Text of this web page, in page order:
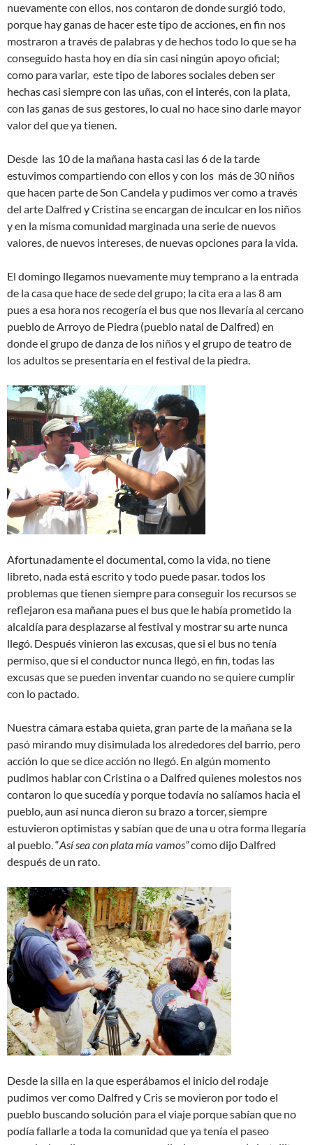
nuevamente con ellos, nos contaron de donde surgió todo,
porque hay ganas de hacer este tipo de acciones, en fin nos
mostraron a través de palabras y de hechos todo lo que se ha
conseguido hasta hoy en día sin casi ningún apoyo oficial;
como para variar, este tipo de labores sociales deben ser
hechas casi siempre con las uñas, con el interés, con la plata,
con las ganas de sus gestores, lo cual no hace sino darle mayor
valor del que ya tienen.
Desde las 10 de la mañana hasta casi las 6 de la tarde
estuvimos compartiendo con ellos y con los más de 30 niños
que hacen parte de Son Candela y pudimos ver como a través
del arte Dalfred y Cristina se encargan de inculcar en los niños
y en la misma comunidad marginada una serie de nuevos
valores, de nuevos intereses, de nuevas opciones para la vida.
El domingo llegamos nuevamente muy temprano a la entrada
de la casa que hace de sede del grupo; la cita era a las 8 am
pues a esa hora nos recogería el bus que nos llevaría al cercano
pueblo de Arroyo de Piedra (pueblo natal de Dalfred) en
donde el grupo de danza de los niños y el grupo de teatro de
los adultos se presentaría en el festival de la piedra.
Afortunadamente el documental, como la vida, no tiene
libreto, nada está escrito y todo puede pasar. todos los
problemas que tienen siempre para conseguir los recursos se
reflejaron esa mañana pues el bus que le había prometido la
alcaldía para desplazarse al festival y mostrar su arte nunca
llegó. Después vinieron las excusas, que si el bus no tenía
permiso, que si el conductor nunca llegó, en fin, todas las
excusas que se pueden inventar cuando no se quiere cumplir
con lo pactado.
Nuestra cámara estaba quieta, gran parte de la mañana se la
pasó mirando muy disimulada los alrededores del barrio, pero
acción lo que se dice acción no llegó. En algún momento
pudimos hablar con Cristina o a Dalfred quienes molestos nos
contaron lo que sucedía y porque todavía no salíamos hacia el
pueblo, aun así nunca dieron su brazo a torcer, siempre
estuvieron optimistas y sabían que de una u otra forma llegaría
al pueblo. “Así sea con plata mía vamos”como dijo Dalfred
después de un rato.
Desde la silla en la que esperábamos el inicio del rodaje
pudimos ver como Dalfred y Cris se movieron por todo el
pueblo buscando solución para el viaje porque sabían que no
podía fallarle a toda la comunidad que ya tenía el paseo